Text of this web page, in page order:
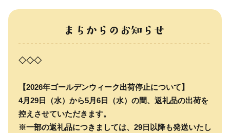
◇◇◇
【2026年ゴールデンウィーク出荷停止について】
4月29日（水）から5月6日（水）の間、返礼品の出荷を
控えさせていただきます。
※一部の返礼品につきましては、29日以降も発送いたし